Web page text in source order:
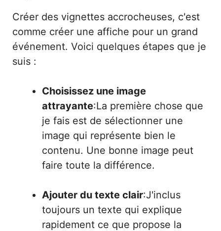
Créer des vignettes accrocheuses, c'est
comme créer une affiche pour un grand
événement. Voici quelques étapes que je
suis :
Choisissez une image
attrayante:La première chose que
je fais est de sélectionner une
image qui représente bien le
contenu. Une bonne image peut
faire toute la différence.
Ajouter du texte clair:J'inclus
toujours un texte qui explique
rapidement ce que propose la